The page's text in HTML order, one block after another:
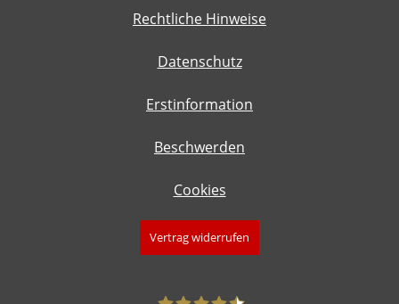
Rechtliche Hinweise
Datenschutz
Erstinformation
Beschwerden
Cookies
Vertrag widerrufen